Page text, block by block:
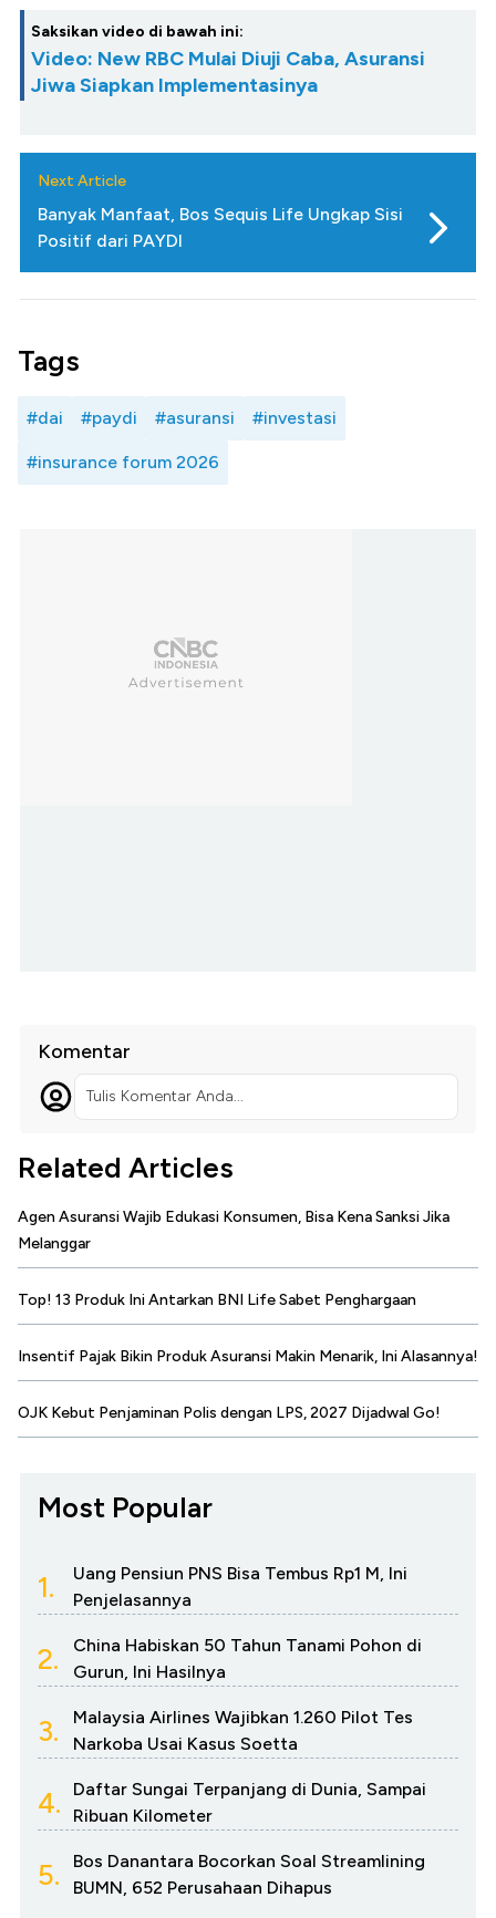
Saksikan video di bawah ini:
Video: New RBC Mulai Diuji Caba, Asuransi
Jiwa Siapkan Implementasinya
Next Article
Banyak Manfaat, Bos Sequis Life Ungkap Sisi
Positif dari PAYDI
Tags
#dai #paydi #asuransi #investasi
#insurance forum 2026
Komentar
Tulis Komentar Anda...
Related Articles
Agen Asuransi Wajib Edukasi Konsumen, Bisa Kena Sanksi Jika
Melanggar
Top! 13 Produk Ini Antarkan BNI Life Sabet Penghargaan
Insentif Pajak Bikin Produk Asuransi Makin Menarik, Ini Alasannya!
OJK Kebut Penjaminan Polis dengan LPS, 2027 Dijadwal Go!
Most Popular
1.
Uang Pensiun PNS Bisa Tembus Rp1 M, Ini
Penjelasannya
2.
China Habiskan 50 Tahun Tanami Pohon di
Gurun, Ini Hasilnya
3.
Malaysia Airlines Wajibkan 1.260 Pilot Tes
Narkoba Usai Kasus Soetta
4.
Daftar Sungai Terpanjang di Dunia, Sampai
Ribuan Kilometer
5.
Bos Danantara Bocorkan Soal Streamlining
BUMN, 652 Perusahaan Dihapus